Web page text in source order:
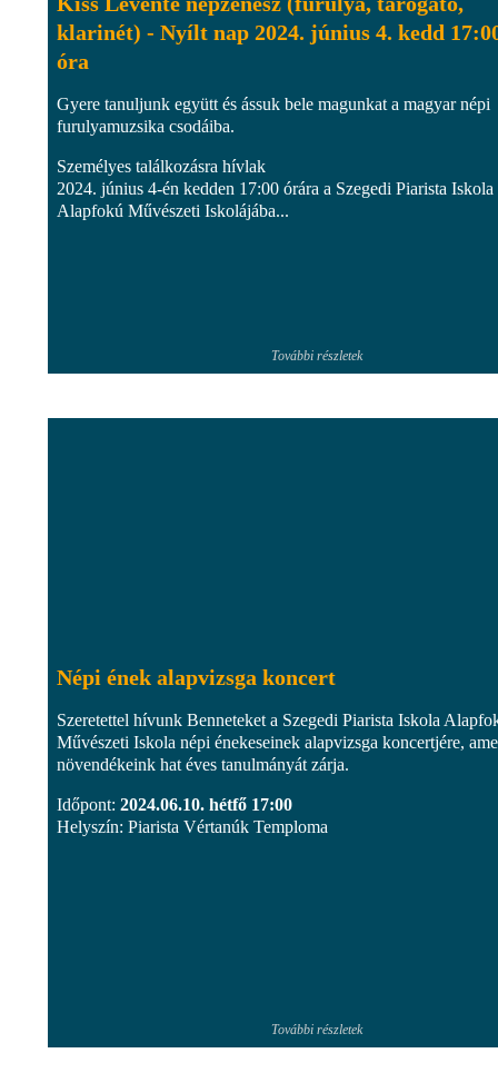
klarinét) - Nyílt nap 2024. június 4. kedd
óra
Gyere tanuljunk együtt és ássuk bele magunkat a magyar népi
furulyamuzsika csodáiba.
Személyes találkozásra hívlak
2024. június 4-én kedden 17:00 órára a Szegedi Piarista Iskola
Alapfokú Művészeti Iskolájába...
További részletek
Népi ének alapvizsga koncert
Szeretettel hívunk Benneteket a Szegedi Piarista Iskola
Művészeti Iskola népi énekeseinek alapvizsga koncertjére,
növendékeink hat éves tanulmányát zárja.
Időpont: 2024.06.10. hétfő 17:00
Helyszín: Piarista Vértanúk Temploma
További részletek